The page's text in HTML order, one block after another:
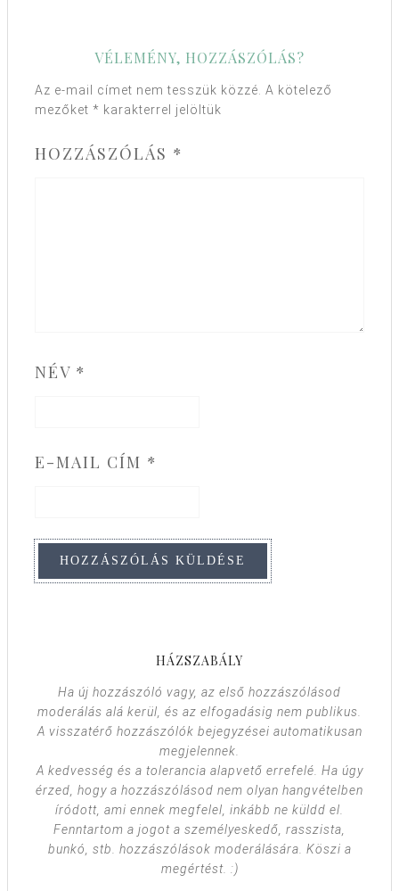
VÉLEMÉNY, HOZZÁSZÓLÁS?
Az e-mail címet nem tesszük közzé. A kötelező
mezőket * karakterrel jelöltük
HOZZÁSZÓLÁS *
NÉV *
E-MAIL CÍM *
HÁZSZABÁLY
Ha új hozzászóló vagy, az első hozzászólásod
moderálás alá kerül, és az elfogadásig nem publikus.
A visszatérő hozzászólók bejegyzései automatikusan
megjelennek.
A kedvesség és a tolerancia alapvető errefelé. Ha úgy
érzed, hogy a hozzászólásod nem olyan hangvételben
íródott, ami ennek megfelel, inkább ne küldd el.
Fenntartom a jogot a személyeskedő, rasszista,
bunkó, stb. hozzászólások moderálására. Köszi a
megértést. :)